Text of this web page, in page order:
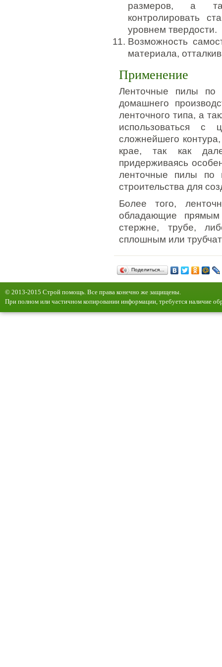
размеров, а
контролировать
уровнем твердости.
Возможность
материала,
Применение
Ленточные пилы по
домашнего
ленточного типа, а
использоваться с
сложнейшего
крае, так как
придерживаясь
ленточные пилы по
строительства для
Более того,
обладающие
стержне, трубе,
сплошным или
Поделиться…
© 2013-2015 Строй помощь. Все права конечно же защищены.
При полном или частичном копировании информации, требуется наличие